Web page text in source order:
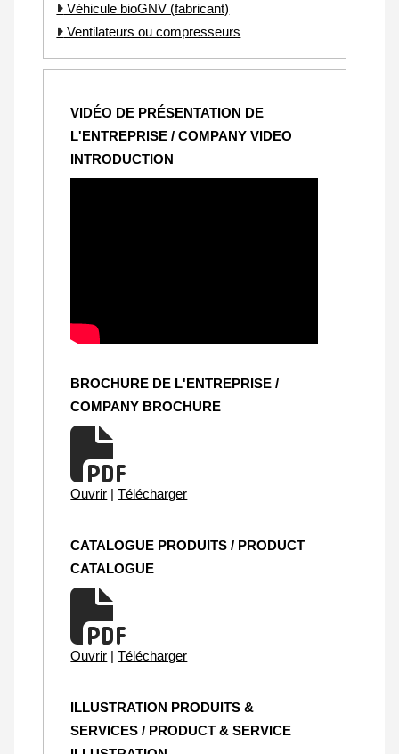
Véhicule bioGNV (fabricant)
Ventilateurs ou compresseurs
VIDÉO DE PRÉSENTATION DE
L'ENTREPRISE / COMPANY VIDEO
INTRODUCTION
BROCHURE DE L'ENTREPRISE /
COMPANY BROCHURE
Ouvrir | Télécharger
CATALOGUE PRODUITS / PRODUCT
CATALOGUE
Ouvrir | Télécharger
ILLUSTRATION PRODUITS &
SERVICES / PRODUCT & SERVICE